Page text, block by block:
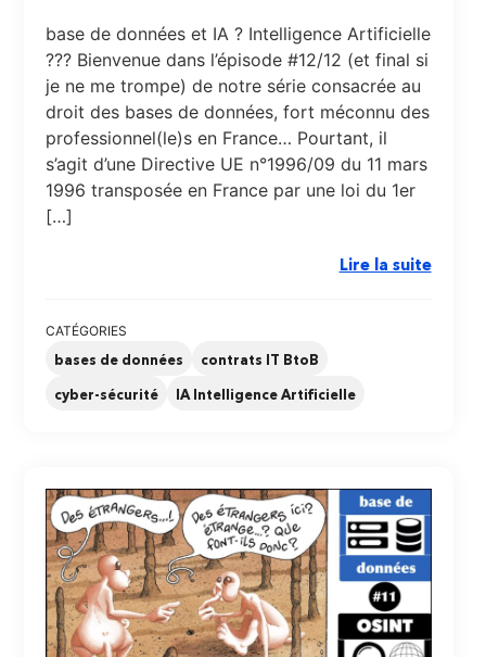
base de données et IA ? Intelligence Artificielle
??? Bienvenue dans l’épisode #12/12 (et final si
je ne me trompe) de notre série consacrée au
droit des bases de données, fort méconnu des
professionnel(le)s en France… Pourtant, il
s’agit d’une Directive UE n°1996/09 du 11 mars
1996 transposée en France par une loi du 1er
[…]
Lire la suite
CATÉGORIES
bases de données
contrats IT BtoB
cyber-sécurité IA Intelligence Artificielle